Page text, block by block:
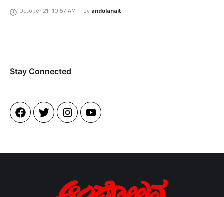
October 21, 10:57 AM By andolanait
Stay Connected​